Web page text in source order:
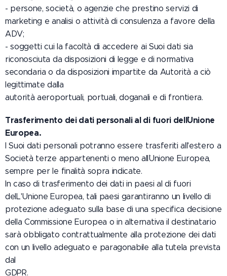
- persone, società, o agenzie che prestino servizi di
marketing e analisi o attività di consulenza a favore della
ADV;
- soggetti cui la facoltà di accedere ai Suoi dati sia
riconosciuta da disposizioni di legge e di normativa
secondaria o da disposizioni impartite da Autorità a ciò
legittimate dalla
autorità aeroportuali, portuali, doganali e di frontiera.
Trasferimento dei dati personali al di fuori dell`Unione
Europea.
I Suoi dati personali potranno essere trasferiti all'estero a
Società terze appartenenti o meno all`Unione Europea,
sempre per le finalità sopra indicate.
In caso di trasferimento dei dati in paesi al di fuori
delL'Unione Europea, tali paesi garantiranno un livello di
protezione adeguato sulla base di una specifica decisione
della Commissione Europea o in alternativa il destinatario
sarà obbligato contrattualmente alla protezione dei dati
con un livello adeguato e paragonabile alla tutela prevista
dal
GDPR.